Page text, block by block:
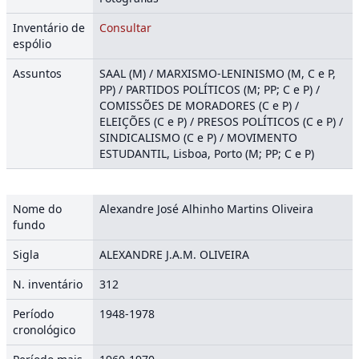
Inventário de
espólio
Consultar
Assuntos
SAAL (M) / MARXISMO-LENINISMO (M, C e P,
PP) / PARTIDOS POLÍTICOS (M; PP; C e P) /
COMISSÕES DE MORADORES (C e P) /
ELEIÇÕES (C e P) / PRESOS POLÍTICOS (C e P) /
SINDICALISMO (C e P) / MOVIMENTO
ESTUDANTIL, Lisboa, Porto (M; PP; C e P)
Nome do
fundo
Alexandre José Alhinho Martins Oliveira
Sigla
ALEXANDRE J.A.M. OLIVEIRA
N. inventário
312
Período
cronológico
1948-1978